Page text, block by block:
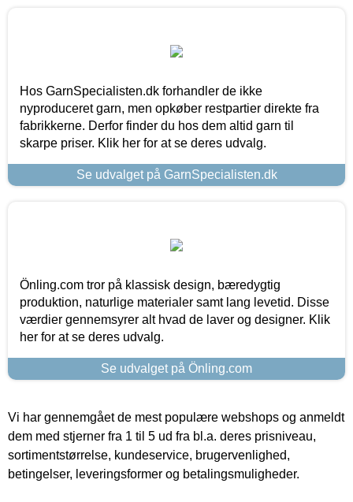
Hos GarnSpecialisten.dk forhandler de ikke
nyproduceret garn, men opkøber restpartier direkte fra
fabrikkerne. Derfor finder du hos dem altid garn til
skarpe priser. Klik her for at se deres udvalg.
Se udvalget på GarnSpecialisten.dk
Önling.com tror på klassisk design, bæredygtig
produktion, naturlige materialer samt lang levetid. Disse
værdier gennemsyrer alt hvad de laver og designer. Klik
her for at se deres udvalg.
Se udvalget på Önling.com
Vi har gennemgået de mest populære webshops og anmeldt
dem med stjerner fra 1 til 5 ud fra bl.a. deres prisniveau,
sortimentstørrelse, kundeservice, brugervenlighed,
betingelser, leveringsformer og betalingsmuligheder.